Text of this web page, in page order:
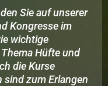
Sie auf unserer
Kongresse im
wichtige
Hüfte und
die Kurse
zum Erlangen